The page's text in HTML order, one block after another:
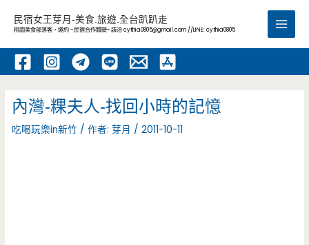
內
民宿女王芽月-美食.旅遊.全台趴趴走
桃園美食部落客，邀約 -民宿合作體驗~ 請洽cythia0805@gmail.com //LINE: cythia0805
Main
內灣-粿夫人-找回小時的記憶
吃喝玩樂in新竹 / 作者:芽月 /2011-10-11